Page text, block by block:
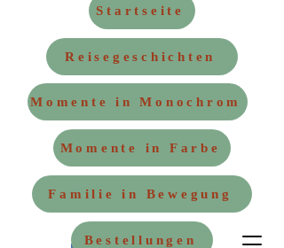
Startseite
Reisegeschichten
Momente in Monochrom
Familie in Bewegung
Kontakt
Momente in Farbe
Bestellungen